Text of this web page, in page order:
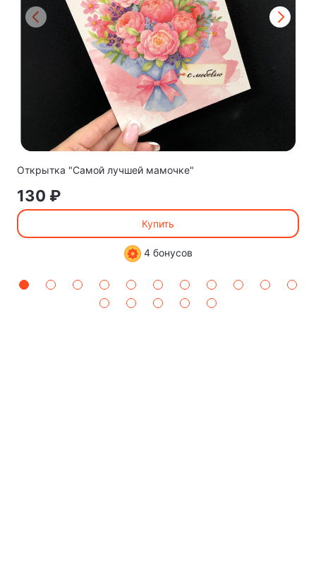
Открытка "Самой лучшей мамочке"
130 ₽
Купить
4 бонусов